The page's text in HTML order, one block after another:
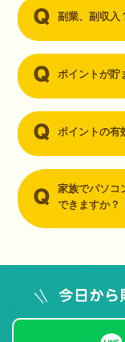
副業、副収入
ポイントが貯
ポイントの有
家族でパソコ
できますか？